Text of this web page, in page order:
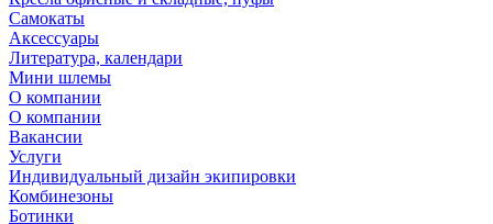
Самокаты
Аксессуары
Литература, календари
Мини шлемы
О компании
О компании
Вакансии
Услуги
Индивидуальный дизайн экипировки
Комбинезоны
Ботинки